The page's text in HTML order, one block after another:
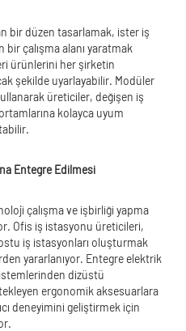
bir düzen tasarlamak, ister iş
bir çalışma alanı yaratmak
ürünlerini her şirketin
şekilde uyarlayabilir. Modüler
üreticiler, değişen iş
kolayca uyum
Entegre Edilmesi
çalışma ve işbirliği yapma
Ofis iş istasyonu üreticileri,
iş istasyonları oluşturmak
yararlanıyor. Entegre elektrik
dizüstü
ergonomik aksesuarlara
deneyimini geliştirmek için